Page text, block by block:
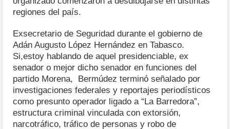
regiones del país.
Exsecretario de Seguridad durante el gobierno de
Adán Augusto López Hernández en Tabasco.
Si,estoy hablando de aquel presidenciable, ex
senador o mejor dicho senador en funciones del
partido Morena, Bermúdez terminó señalado por
investigaciones federales y reportajes periodísticos
como presunto operador ligado a “La Barredora”,
estructura criminal vinculada con extorsión,
narcotráfico, tráfico de personas y robo de